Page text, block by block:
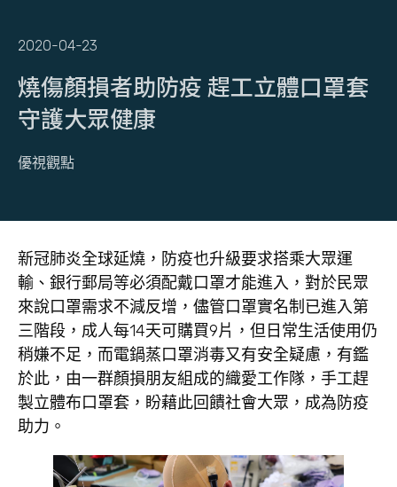
2020-04-23
燒傷顏損者助防疫 趕工立體口罩套
守護大眾健康
優視觀點
新冠肺炎全球延燒，防疫也升級要求搭乘大眾運
輸、銀行郵局等必須配戴口罩才能進入，對於民眾
來說口罩需求不減反增，儘管口罩實名制已進入第
三階段，成人每14天可購買9片，但日常生活使用仍
稍嫌不足，而電鍋蒸口罩消毒又有安全疑慮，有鑑
於此，由一群顏損朋友組成的織愛工作隊，手工趕
製立體布口罩套，盼藉此回饋社會大眾，成為防疫
助力。